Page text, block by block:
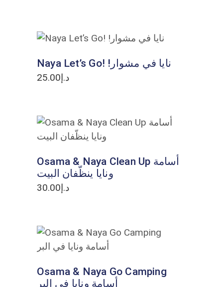
ADD TO CART
Naya Let’s Go! !نايا في مشوار
د.إ25.00
ADD TO CART
Osama & Naya Clean Up أسامة
ونايا ينظّفان البيت
د.إ30.00
ADD TO CART
Osama & Naya Go Camping
أسامة ونايا في البر